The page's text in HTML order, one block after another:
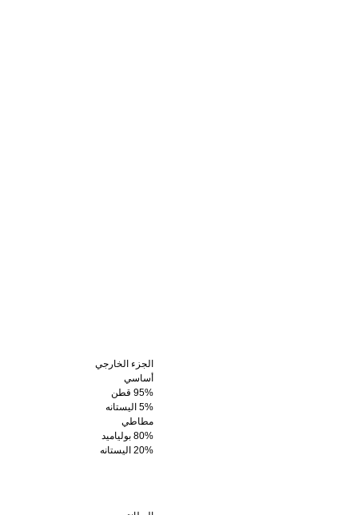
الجزء الخارجي
أساسي
95% قطن
5% اليستانه
مطاطي
80% بولياميد
20% اليستانه